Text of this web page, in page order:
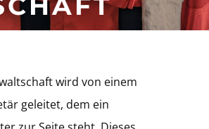
wird von einem
geleitet, dem ein